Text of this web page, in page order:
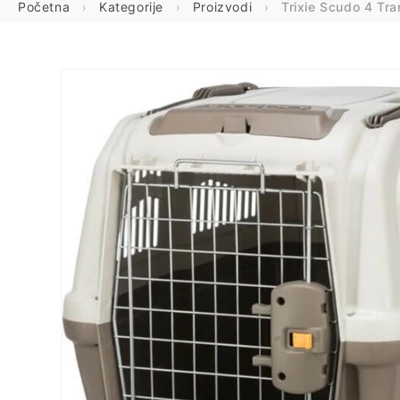
Početna Kategorije Proizvodi Trixie Scudo 4
proizvodu